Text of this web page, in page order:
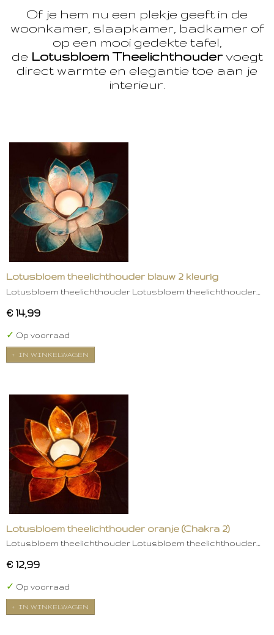
Of je hem nu een plekje geeft in de
woonkamer, slaapkamer, badkamer of
op een mooi gedekte tafel,
de Lotusbloem Theelichthoudervoegt
direct warmte en elegantie toe aan je
interieur.
Lotusbloem theelichthouder blauw 2 kleurig
Lotusbloem theelichthouder Lotusbloem theelichthouder…
€ 14,99
✓ Op voorraad
IN WINKELWAGEN
Lotusbloem theelichthouder oranje (Chakra 2)
Lotusbloem theelichthouder Lotusbloem theelichthouder…
€ 12,99
✓ Op voorraad
IN WINKELWAGEN